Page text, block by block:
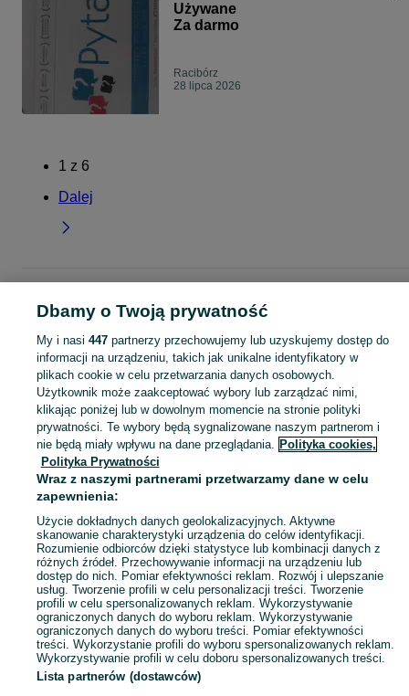
Używane
Za darmo
Racibórz
28 lipca 2026
1 z 6
Dalej
planszowe - Racibórz
KATEGORIA
Zobacz
Mapa kategorii
Mapa miejscowości
Mapa ministron
Popularne wyszukiwania
Dbamy o Twoją prywatność
My i nasi 447partnerzy przechowujemy lub uzyskujemy dostęp do
informacji na urządzeniu, takich jak unikalne identyfikatory w
plikach cookie w celu przetwarzania danych osobowych.
Użytkownik może zaakceptować wybory lub zarządzać nimi,
klikając poniżej lub w dowolnym momencie na stronie polityki
prywatności. Te wybory będą sygnalizowane naszym partnerom i
nie będą miały wpływu na dane przeglądania. Polityka cookies,
Polityka Prywatności
Wraz z naszymi partnerami przetwarzamy dane w celu
zapewnienia:
Użycie dokładnych danych geolokalizacyjnych. Aktywne
skanowanie charakterystyki urządzenia do celów identyfikacji.
Rozumienie odbiorców dzięki statystyce lub kombinacji danych z
różnych źródeł. Przechowywanie informacji na urządzeniu lub
dostęp do nich. Pomiar efektywności reklam. Rozwój i ulepszanie
usług. Tworzenie profili w celu personalizacji treści. Tworzenie
profili w celu spersonalizowanych reklam. Wykorzystywanie
ograniczonych danych do wyboru reklam. Wykorzystywanie
ograniczonych danych do wyboru treści. Pomiar efektywności
treści. Wykorzystanie profili do wyboru spersonalizowanych reklam.
Wykorzystywanie profili w celu doboru spersonalizowanych treści.
Lista partnerów (dostawców)